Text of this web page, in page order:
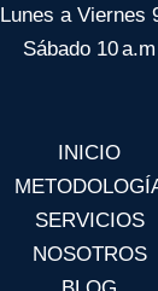
Lunes a Viernes
Sábado 10 a.m
INICIO
SERVICIOS
NOSOTROS